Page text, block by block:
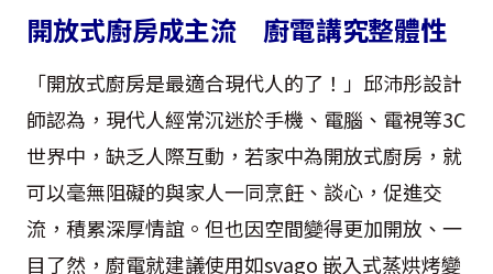
開放式廚房成主流 廚電講究整體性
「開放式廚房是最適合現代人的了！」邱沛彤設計
師認為，現代人經常沉迷於手機、電腦、電視等3C
世界中，缺乏人際互動，若家中為開放式廚房，就
可以毫無阻礙的與家人一同烹飪、談心，促進交
流，積累深厚情誼。但也因空間變得更加開放、一
目了然，廚電就建議使用如svago 嵌入式蒸烘烤變